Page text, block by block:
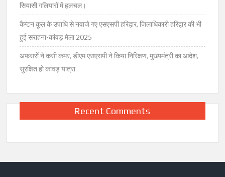
सियासी गलियारों में हलचल।
कैप्टन कूल के उपाधि से नवाजे गए एसएसपी हरिद्वार, जिलाधिकारी हरिद्वार की भी
हुई सराहना-कांवड़ मेला 2025
अफसरों ने कसी कमर, डीएम एसएसपी ने किया निरिक्षण, मुख्यमंत्री का आदेश,
सुरक्षित हो कांवड़ यात्रा
Recent Comments